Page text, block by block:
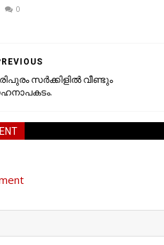
0
സർക്കിളിൽ വീണ്ടും